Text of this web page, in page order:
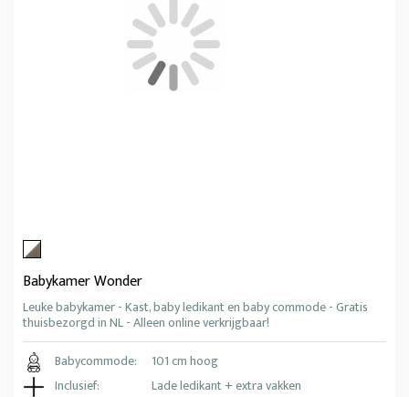
Babykamer Wonder
Leuke babykamer - Kast, baby ledikant en baby commode - Gratis
thuisbezorgd in NL - Alleen online verkrijgbaar!
Babycommode:
101 cm hoog
Inclusief:
Lade ledikant + extra vakken